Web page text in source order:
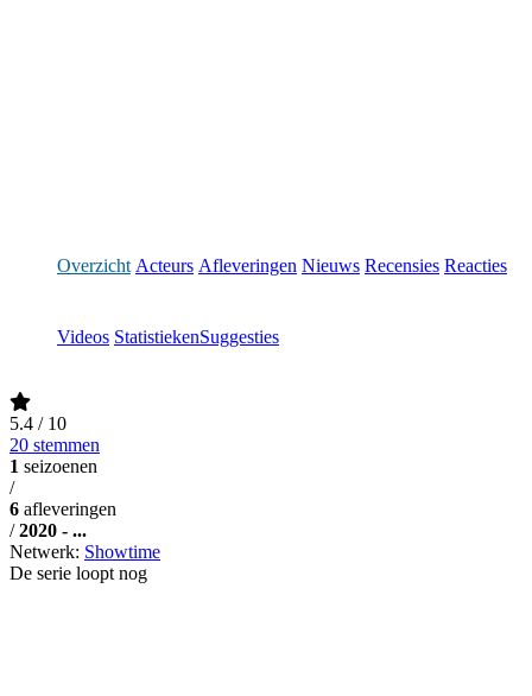
Overzicht Acteurs Afleveringen Nieuws Recensies Reacties
Videos StatistiekenSuggesties
5.4 / 10
20 stemmen
1 seizoenen
/
6 afleveringen
/ 2020 - ...
Netwerk: Showtime
De serie loopt nog